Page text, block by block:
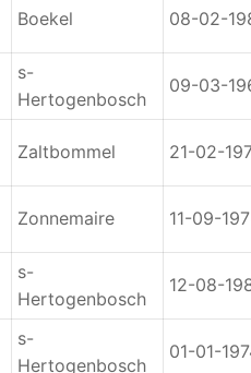
Boekel 08-02-
s-
Hertogenbosch
09-03-
Zaltbommel 21-02-
Zonnemaire 11-09-
s-
Hertogenbosch
12-08-
s-
Hertogenbosch
01-01-